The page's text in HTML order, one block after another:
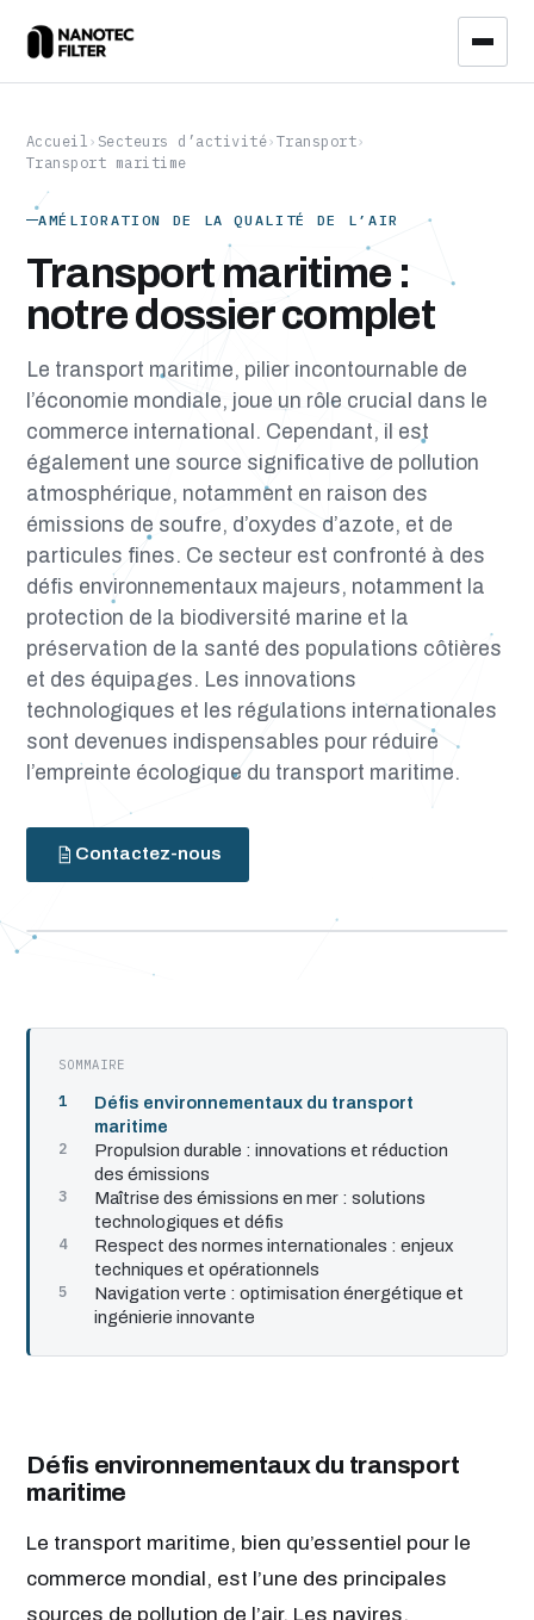
Accueil › Secteurs d’activité› Transport›
Transport maritime
AMÉLIORATION DE LA QUALITÉ DE L’AIR
Transport maritime :
notre dossier complet
Le transport maritime, pilier incontournable de
l’économie mondiale, joue un rôle crucial dans le
commerce international. Cependant, il est
également une source significative de pollution
atmosphérique, notamment en raison des
émissions de soufre, d’oxydes d’azote, et de
particules fines. Ce secteur est confronté à des
défis environnementaux majeurs, notamment la
protection de la biodiversité marine et la
préservation de la santé des populations côtières
et des équipages. Les innovations
technologiques et les régulations internationales
sont devenues indispensables pour réduire
l’empreinte écologique du transport maritime.
Contactez-nous
SOMMAIRE
Défis environnementaux du transport
maritime
Propulsion durable : innovations et réduction
des émissions
Maîtrise des émissions en mer : solutions
technologiques et défis
Respect des normes internationales : enjeux
techniques et opérationnels
Navigation verte : optimisation énergétique et
ingénierie innovante
Défis environnementaux du transport
maritime
Le transport maritime, bien qu’essentiel pour le
commerce mondial, est l’une des principales
sources de pollution de l’air. Les navires,